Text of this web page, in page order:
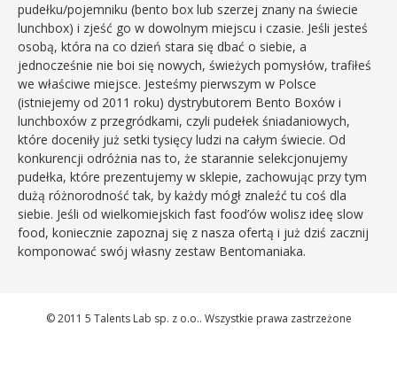
pudełku/pojemniku (bento box lub szerzej znany na świecie
lunchbox) i zjeść go w dowolnym miejscu i czasie. Jeśli jesteś
osobą, która na co dzień stara się dbać o siebie, a
jednocześnie nie boi się nowych, świeżych pomysłów, trafiłeś
we właściwe miejsce. Jesteśmy pierwszym w Polsce
(istniejemy od 2011 roku) dystrybutorem Bento Boxów i
lunchboxów z przegródkami, czyli pudełek śniadaniowych,
które doceniły już setki tysięcy ludzi na całym świecie. Od
konkurencji odróżnia nas to, że starannie selekcjonujemy
pudełka, które prezentujemy w sklepie, zachowując przy tym
dużą różnorodność tak, by każdy mógł znaleźć tu coś dla
siebie. Jeśli od wielkomiejskich fast food’ów wolisz ideę slow
food, koniecznie zapoznaj się z nasza ofertą i już dziś zacznij
komponować swój własny zestaw Bentomaniaka.
© 2011 5 Talents Lab sp. z o.o.. Wszystkie prawa zastrzeżone